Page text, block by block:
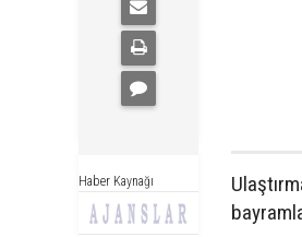
Haber Kaynağı